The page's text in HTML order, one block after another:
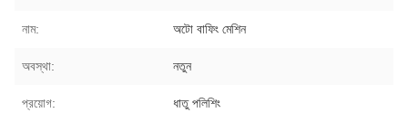
নাম: অটো বাফিং মেশিন
অবস্থা: নতুন
প্রয়োগ: ধাতু পলিশিং